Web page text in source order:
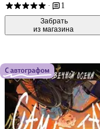
· 1
Забрать
из магазина